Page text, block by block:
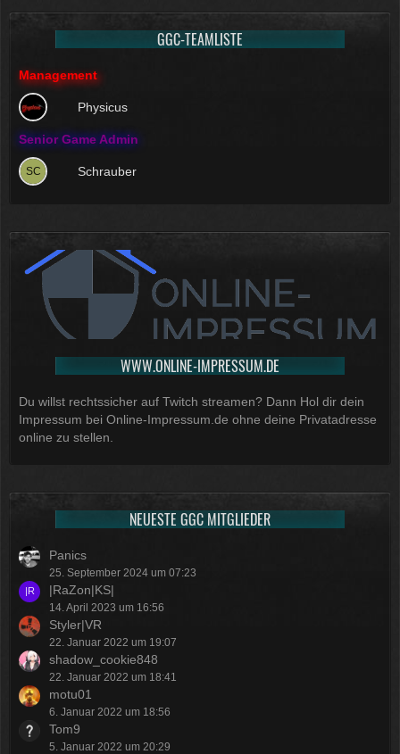
GGC-TEAMLISTE
Management
Physicus
Senior Game Admin
Schrauber
WWW.ONLINE-IMPRESSUM.DE
Du willst rechtssicher auf Twitch streamen? Dann Hol dir dein
Impressum bei Online-Impressum.de ohne deine Privatadresse
online zu stellen.
NEUESTE GGC MITGLIEDER
Panics
25. September 2024 um 07:23
|RaZon|KS|
14. April 2023 um 16:56
Styler|VR
22. Januar 2022 um 19:07
shadow_cookie848
22. Januar 2022 um 18:41
motu01
6. Januar 2022 um 18:56
Tom9
5. Januar 2022 um 20:29